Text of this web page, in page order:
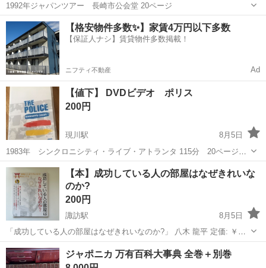
1992年ジャパンツアー 長崎市公会堂 20ページ
長崎 長崎市 現川駅 写真集 トランスファー
【格安物件多数✨】家賃4万円以下多数
【保証人ナシ】賃貸物件多数掲載！
ニフティ不動産 Ad
【値下】 DVDビデオ ポリス
200円
現川駅
8月5日
1983年 シンクロニシティ・ライブ・アトランタ 115分 20ページブ
ックレット付
長崎 長崎市 現川駅 DVD/ブルーレイ DVD
【本】成功している人の部屋はなぜきれいな
のか?
200円
諏訪駅
8月5日
「成功している人の部屋はなぜきれいなのか?」 八木 龍平 定価: ￥
1320円 コンビニで見かけ購入しましたが、結局家で見ることがないま
ま保管していました。保管によるちょっとした傷がありますが全体的
長崎 大村市 諏訪駅 雑誌
ジャポニカ 万有百科大事典 全巻＋別巻